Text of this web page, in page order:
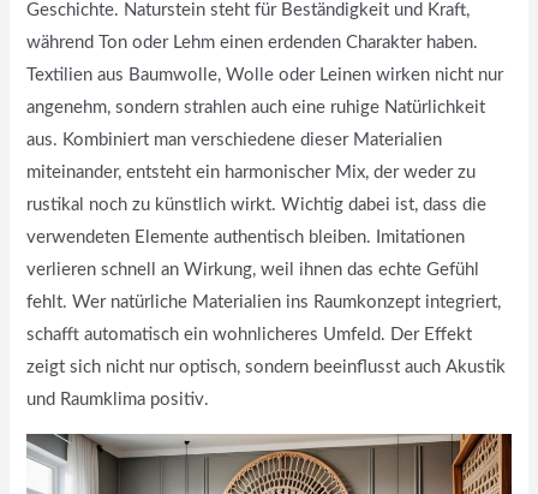
Geschichte. Naturstein steht für Beständigkeit und Kraft,
während Ton oder Lehm einen erdenden Charakter haben.
Textilien aus Baumwolle, Wolle oder Leinen wirken nicht nur
angenehm, sondern strahlen auch eine ruhige Natürlichkeit
aus. Kombiniert man verschiedene dieser Materialien
miteinander, entsteht ein harmonischer Mix, der weder zu
rustikal noch zu künstlich wirkt. Wichtig dabei ist, dass die
verwendeten Elemente authentisch bleiben. Imitationen
verlieren schnell an Wirkung, weil ihnen das echte Gefühl
fehlt. Wer natürliche Materialien ins Raumkonzept integriert,
schafft automatisch ein wohnlicheres Umfeld. Der Effekt
zeigt sich nicht nur optisch, sondern beeinflusst auch Akustik
und Raumklima positiv.